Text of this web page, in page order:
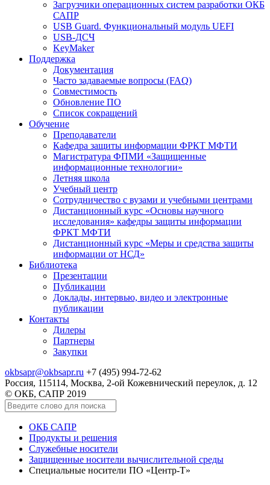
Загрузчики операционных систем разработки ОКБ
САПР
USB Guard. Функциональный модуль UEFI
USB-ДСЧ
KeyMaker
Поддержка
Документация
Часто задаваемые вопросы (FAQ)
Совместимость
Обновление ПО
Список сокращений
Обучение
Преподаватели
Кафедра защиты информации ФРКТ МФТИ
Магистратура ФПМИ «Защищенные
информационные технологии»
Летняя школа
Учебный центр
Сотрудничество с вузами и учебными центрами
Дистанционный курс «Основы научного
исследования» кафедры защиты информации
ФРКТ МФТИ
Дистанционный курс «Меры и средства защиты
информации от НСД»
Библиотека
Презентации
Публикации
Доклады, интервью, видео и электронные
публикации
Контакты
Дилеры
Партнеры
Закупки
okbsapr@okbsapr.ru +7 (495) 994-72-62
Россия, 115114, Москва, 2-ой Кожевнический переулок, д. 12
© ОКБ, САПР 2019
ОКБ САПР
Продукты и решения
Служебные носители
Защищенные носители вычислительной среды
Специальные носители ПО «Центр-Т»